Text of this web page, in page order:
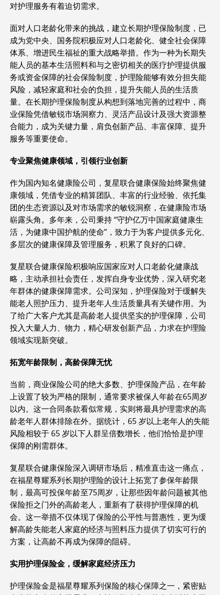
对护理服务有着迫切需求。
面对人口老龄化带来的挑战，建立长期护理保险制度，已
成为党中央、国务院积极应对人口老龄化、健全社会保障
体系、增进民生福祉的重大战略举措。作为一种为长期失
能人员的基本生活照料和与之密切相关的医疗护理提供服
务或资金保障的社会保险制度，护理险能够有效分担失能
风险，减轻家庭和社会的负担，提升失能人员的生活质
量。在长期护理保险制度从构想到落地完善的过程中，商
业保险凭借敏锐市场洞察力、灵活产品设计及强大资源整
合能力，成为关键力量，肩负创新产品、丰富保障、提升
服务等重要使命。
专业聚焦健康领域，引领行业创新
作为国内知名健康险公司，复星联合健康保险始终聚焦健
康领域，凭借专业的精算团队、丰富的行业经验、依托集
团的生态资源以及对市场需求的敏锐洞察，在健康险市场
崭露头角。多年来，公司秉持 “守护亿万中国家庭健康生
活，为健康中国护航的使命”，致力于为客户提供多元化、
多层次的健康保障及管理服务，积累了良好的口碑。
复星联合健康保险积极响应国家应对人口老龄化健康战
略，主动承担社会责任，发挥自身专业优势，深入研究老
年群体的健康保障需求。公司深知，护理保险对于缓解失
能老人照护压力、提升老年人生活质量具有关键作用。为
了给广大客户尤其是高龄老人提供坚实的护理保障，公司
投入大量人力、物力，精心研发创新产品，力求在护理险
领域实现新突破。
拓宽年龄限制，高龄保障无忧
当前，商业保险公司的绝大多数、护理保险产品，在年龄
上设置了较为严格的限制，通常要求被保人年龄在65周岁
以内。这一合同条款看似常规，实则将最具护理需求的高
龄老年人群体排除在外。据统计，65 岁以上老年人的失能
风险相较于 65 岁以下人群呈倍数增长，他们恰恰是护理
保障的刚需群体。
复星联合健康保险深入调研市场后，精准直击这一痛点，
在福星尊耀系列长期护理险的设计上拓宽了参保年龄限
制，最高可投保年龄至75周岁，让那些因年龄问题被其他
保险拒之门外的高龄老人，重新有了获得护理保障的机
会。这一举措不仅体现了保险的公平性与普惠性，更为缓
解高龄失能老人家庭的经济与照料压力提供了切实可行的
方案，让高龄不再成为保障的阻碍。
实用护理保险金，缓解家庭经济压力
护理保险金是福星尊耀系列保险的核心保障之一，紧密贴